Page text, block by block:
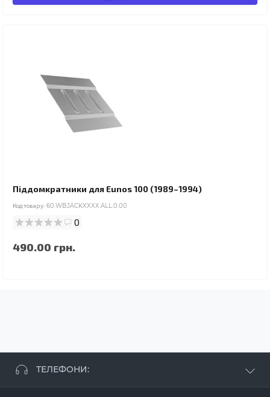
Піддомкратники для Eunos 100 (1989–1994)
Код товару: 60.WBJACKXXXX.ALL.0.00
0
490.00 грн.
ТЕЛЕФОНИ: